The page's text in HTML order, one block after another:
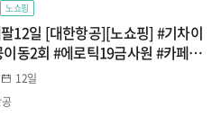
노쇼핑
12일 [대한항공][노쇼핑] #기차이
동2회 #에로틱19금사원 #카페체
12일